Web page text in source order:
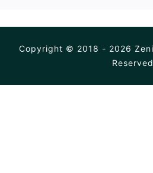
Copyright © 2018 - 2026
Reserved